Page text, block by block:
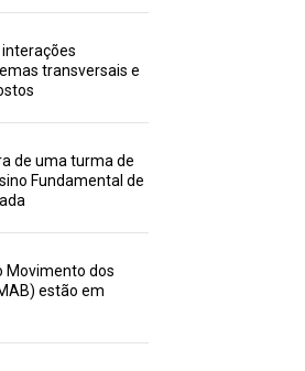
transversais e
de uma turma de
Fundamental de
Movimento dos
estão em